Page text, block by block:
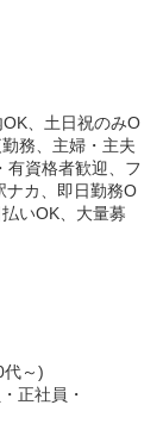
、土日祝のみO
務、主婦・主夫
有資格者歓迎、フ
ナカ、即日勤務O
いOK、大量募
代～)
正社員・